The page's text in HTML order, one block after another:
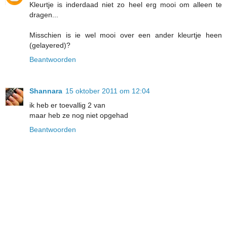
Kleurtje is inderdaad niet zo heel erg mooi om alleen te
dragen...
Misschien is ie wel mooi over een ander kleurtje heen
(gelayered)?
Beantwoorden
Shannara 15 oktober 2011 om 12:04
ik heb er toevallig 2 van
maar heb ze nog niet opgehad
Beantwoorden